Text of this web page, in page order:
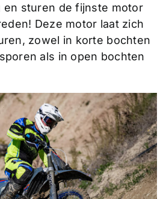
en sturen de fijnste motor
Deze motor laat zich
zowel in korte bochten
als in open bochten